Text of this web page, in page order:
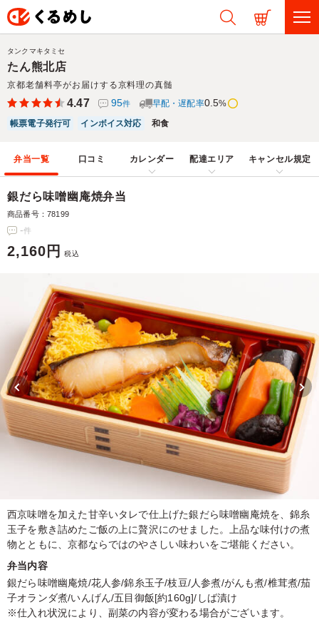
たん熊北店
京都老舗料亭がお届けする京料理の真髄
タンクマキタミセ
4.47 95件 早配・遅配率0.5%
帳票電子発行可
インボイス対応 和食
弁当一覧 口コミ カレンダー 配達エリア キャンセル規定
銀だら味噌幽庵焼弁当
商品番号：78199
-件
2,160円 税込
西京味噌を加えた甘辛いタレで仕上げた銀だら味噌幽庵焼を、錦糸
玉子を敷き詰めたご飯の上に贅沢にのせました。上品な味付けの煮
物とともに、京都ならではのやさしい味わいをご堪能ください。
弁当内容
銀だら味噌幽庵焼/花人参/錦糸玉子/枝豆/人参煮/がんも煮/椎茸煮/茄
子オランダ煮/いんげん/五目御飯[約160g]/しば漬け
※仕入れ状況により、副菜の内容が変わる場合がございます。